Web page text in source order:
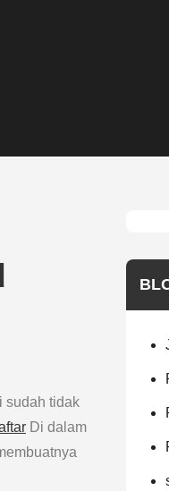
sudah tidak
Di dalam